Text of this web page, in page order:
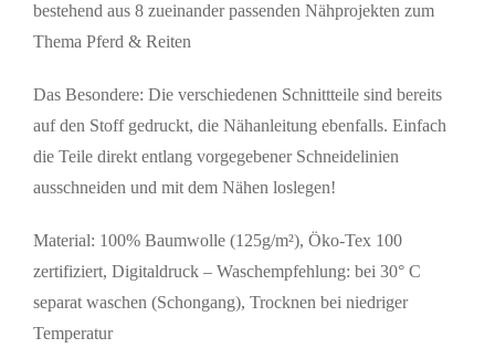
bestehend aus 8 zueinander passenden Nähprojekten zum
Thema Pferd & Reiten
Das Besondere: Die verschiedenen Schnittteile sind bereits
auf den Stoff gedruckt, die Nähanleitung ebenfalls. Einfach
die Teile direkt entlang vorgegebener Schneidelinien
ausschneiden und mit dem Nähen loslegen!
Material: 100% Baumwolle (125g/m²), Öko-Tex 100
zertifiziert, Digitaldruck – Waschempfehlung: bei 30° C
separat waschen (Schongang), Trocknen bei niedriger
Temperatur